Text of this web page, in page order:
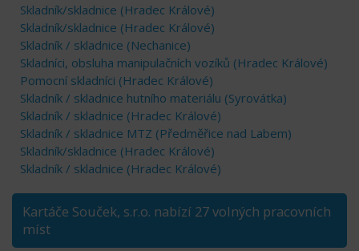
Skladník/skladnice (Hradec Králové)
Skladník/skladnice (Hradec Králové)
Skladník / skladnice (Nechanice)
Skladníci, obsluha manipulačních vozíků (Hradec Králové)
Pomocní skladníci (Hradec Králové)
Skladník / skladnice hutního materiálu (Syrovátka)
Skladník / skladnice (Hradec Králové)
Skladník / skladnice MTZ (Předměřice nad Labem)
Skladník/skladnice (Hradec Králové)
Skladník / skladnice (Hradec Králové)
Kartáče Souček, s.r.o. nabízí 27 volných pracovních
míst